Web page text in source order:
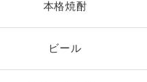
本格焼酎
ビール